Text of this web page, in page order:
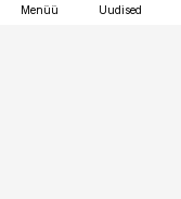
Menüü Uudised